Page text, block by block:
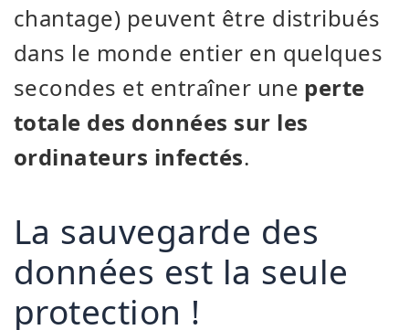
chantage) peuvent être distribués
dans le monde entier en quelques
secondes et entraîner une perte
totale des données sur les
ordinateurs infectés.
La sauvegarde des
données est la seule
protection !